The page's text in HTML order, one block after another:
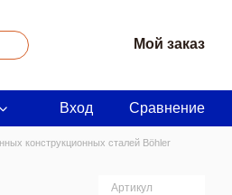
Мой заказ
Вход Сравнение
конструкционных сталей Böhler
Артикул